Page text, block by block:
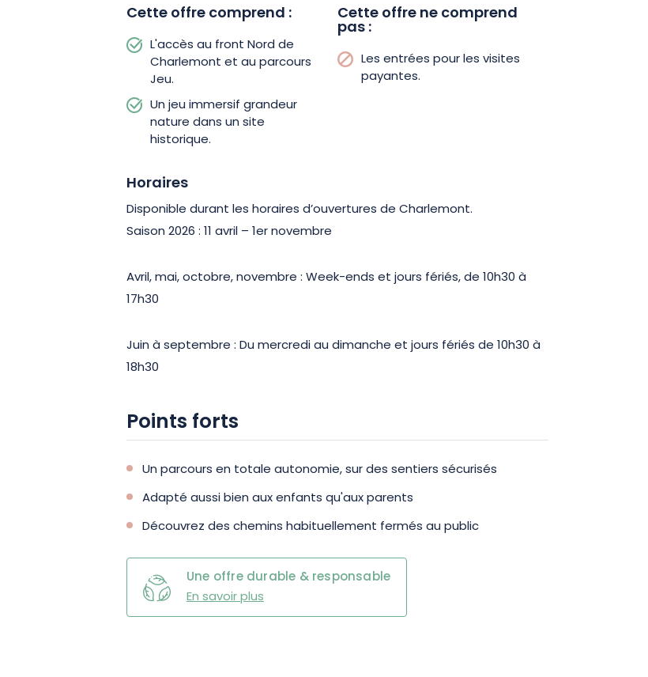
Cette offre comprend :
L'accès au front Nord de
Charlemont et au parcours
Jeu.
Un jeu immersif grandeur
nature dans un site
historique.
Cette offre ne comprend
pas :
Les entrées pour les visites
payantes.
Horaires
Disponible durant les horaires d’ouvertures de Charlemont.
Saison 2026 : 11 avril – 1er novembre
Avril, mai, octobre, novembre : Week-ends et jours fériés, de 10h30 à
17h30
Juin à septembre : Du mercredi au dimanche et jours fériés de 10h30 à
18h30
Points forts
Un parcours en totale autonomie, sur des sentiers sécurisés
Adapté aussi bien aux enfants qu'aux parents
Découvrez des chemins habituellement fermés au public
Une offre durable & responsable
En savoir plus